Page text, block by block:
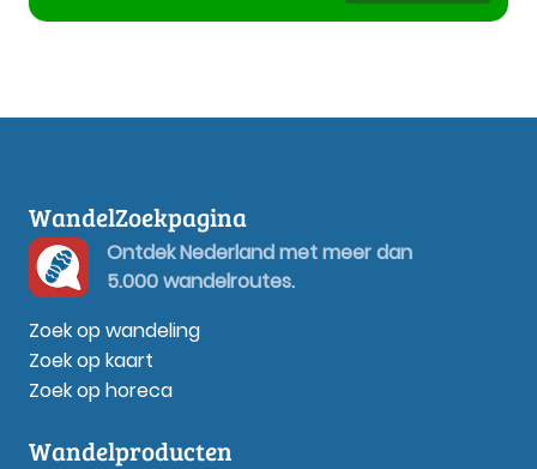
WandelZoekpagina
Ontdek Nederland met meer dan
5.000 wandelroutes.
Zoek op wandeling
Zoek op kaart
Zoek op horeca
Wandelproducten